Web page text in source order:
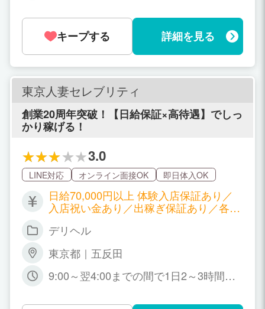
キープする 詳細を見る
東京人妻セレブリティ
創業20周年突破！【日給保証×高待遇】でしっ
かり稼げる！
3.0
LINE対応 オンライン面接OK 即日体入OK
日給70,000円以上 体験入店保証あり／
入店祝い金あり／出稼ぎ保証あり／各種
デリヘル
東京都｜五反田
9:00～翌4:00までの間で1日2～3時間か